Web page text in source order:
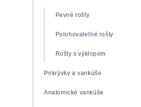
Latexové matrace
Detské matrace
Zdravotné matrace
Matrace Super Fox
Matrace Spirit Superior
Pevné rošty
Polohovateľné rošty
Rošty s výklopom
Prikrývky a vankúše
Anatomické vankúše